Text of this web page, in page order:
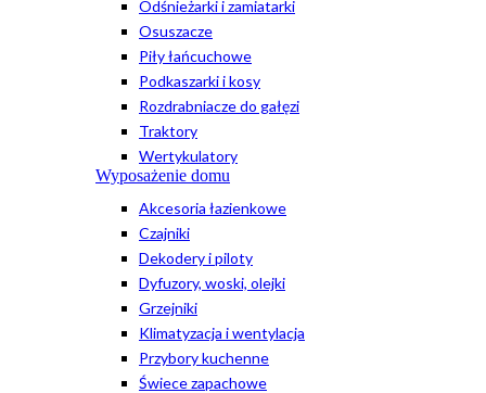
Odśnieżarki i zamiatarki
Osuszacze
Piły łańcuchowe
Podkaszarki i kosy
Rozdrabniacze do gałęzi
Traktory
Wertykulatory
Wyposażenie domu
Akcesoria łazienkowe
Czajniki
Dekodery i piloty
Dyfuzory, woski, olejki
Grzejniki
Klimatyzacja i wentylacja
Przybory kuchenne
Świece zapachowe